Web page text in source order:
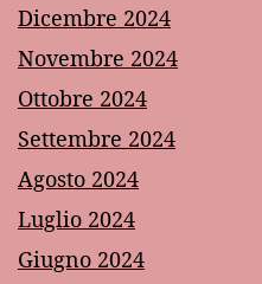
Dicembre 2024
Novembre 2024
Ottobre 2024
Settembre 2024
Agosto 2024
Luglio 2024
Giugno 2024